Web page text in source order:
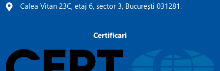
Calea Vitan 23C, etaj 6, sector 3, București 031281.
Certificari